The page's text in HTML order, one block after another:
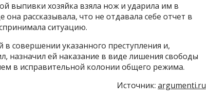
выпивки хозяйка взяла нож и ударила им в
она рассказывала, что не отдавала себе отчет в
ситуацию.
совершении указанного преступления и,
назначил ей наказание в виде лишения свободы
в исправительной колонии общего режима.
Источник: argumenti.ru